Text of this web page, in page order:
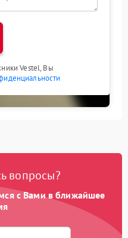
Vestel, Вы
вопросы?
с Вами в ближайшее